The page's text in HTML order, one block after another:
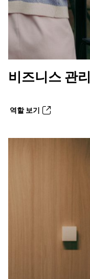
비즈니스 관리
역할 보기